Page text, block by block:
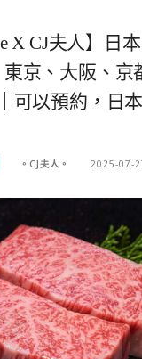
X CJ夫人】日
東京、大阪、京
可以預約，日
。CJ夫人。 2025-07-